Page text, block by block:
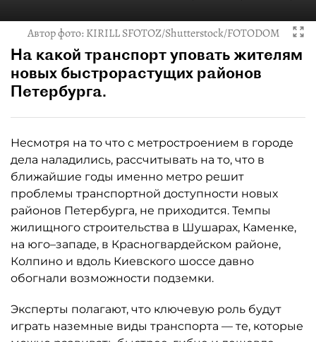
Автор фото:KIRILL SFOTOZ/Shutterstock/FOTODOM
На какой транспорт уповать жителям
новых быстрорастущих районов
Петербурга.
Несмотря на то что с метростроением в городе
дела наладились, рассчитывать на то, что в
ближайшие годы именно метро решит
проблемы транспортной доступности новых
районов Петербурга, не приходится. Темпы
жилищного строительства в Шушарах, Каменке,
на юго–западе, в Красногвардейском районе,
Колпино и вдоль Киевского шоссе давно
обогнали возможности подземки.
Эксперты полагают, что ключевую роль будут
играть наземные виды транспорта — те, которые